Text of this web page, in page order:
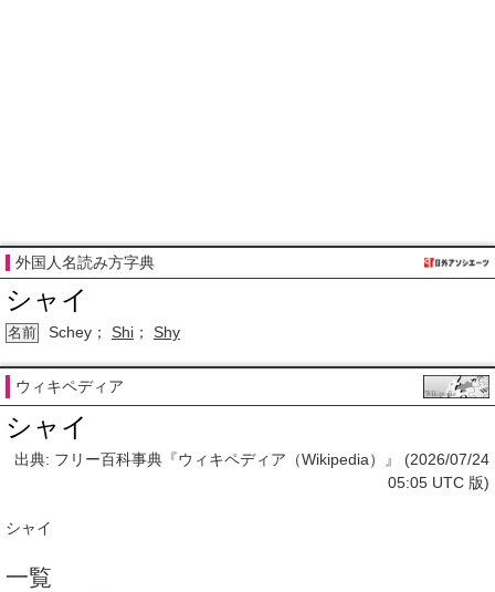
外国人名読み方字典
シャイ
名前 Schey； Shi ； Shy
ウィキペディア
シャイ
出典: フリー百科事典『ウィキペディア（Wikipedia）』 (2026/07/24
05:05 UTC 版)
シャイ
一覧